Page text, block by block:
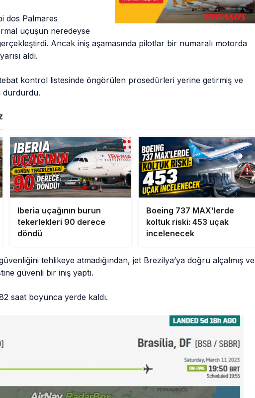
dos Palmares
uçuşun neredeyse
Ancak iniş aşamasında pilotlar bir numaralı motorda
aldı.
kontrol listesinde öngörülen prosedürleri yerine getirmiş ve
durdurdu.
Iberia uçağının burun
tekerlekleri 90 derece
döndü
Boeing 737 MAX’lerde
koltuk riski: 453 uçak
incelenecek
tehlikeye atmadığından, jet Brezilya’ya doğru alçalmış ve
güvenli bir iniş yaptı.
saat boyunca yerde kaldı.